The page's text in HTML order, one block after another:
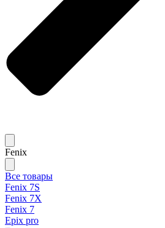
Fenix
Все товары
Fenix 7S
Fenix 7X
Fenix 7
Epix pro